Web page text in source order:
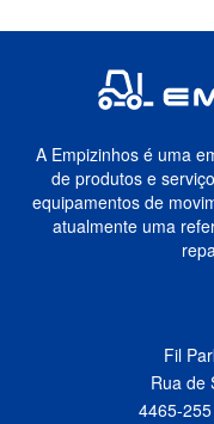
A Empizinhos é uma
de produtos e
equipamentos de
atualmente uma
Fil
Rua de
4465-